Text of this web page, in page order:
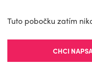
Tuto pobočku zatím
CHCI